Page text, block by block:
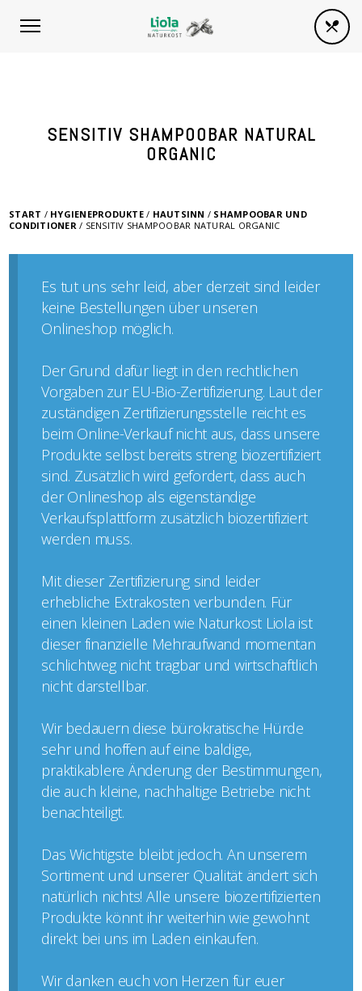
SENSITIV SHAMPOOBAR NATURAL
ORGANIC
START / HYGIENEPRODUKTE/ HAUTSINN / SHAMPOOBAR UND
CONDITIONER/ SENSITIV SHAMPOOBAR NATURAL ORGANIC
Es tut uns sehr leid, aber derzeit sind leider
keine Bestellungen über unseren
Onlineshop möglich.
Der Grund dafür liegt in den rechtlichen
Vorgaben zur EU-Bio-Zertifizierung. Laut der
zuständigen Zertifizierungsstelle reicht es
beim Online-Verkauf nicht aus, dass unsere
Produkte selbst bereits streng biozertifiziert
sind. Zusätzlich wird gefordert, dass auch
der Onlineshop als eigenständige
Verkaufsplattform zusätzlich biozertifiziert
werden muss.
Mit dieser Zertifizierung sind leider
erhebliche Extrakosten verbunden. Für
einen kleinen Laden wie Naturkost Liola ist
dieser finanzielle Mehraufwand momentan
schlichtweg nicht tragbar und wirtschaftlich
nicht darstellbar.
Wir bedauern diese bürokratische Hürde
sehr und hoffen auf eine baldige,
praktikablere Änderung der Bestimmungen,
die auch kleine, nachhaltige Betriebe nicht
benachteiligt.
Das Wichtigste bleibt jedoch. An unserem
Sortiment und unserer Qualität ändert sich
natürlich nichts! Alle unsere biozertifizierten
Produkte könnt ihr weiterhin wie gewohnt
direkt bei uns im Laden einkaufen.
Wir danken euch von Herzen für euer